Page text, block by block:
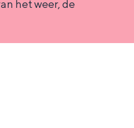
h
het weer, de